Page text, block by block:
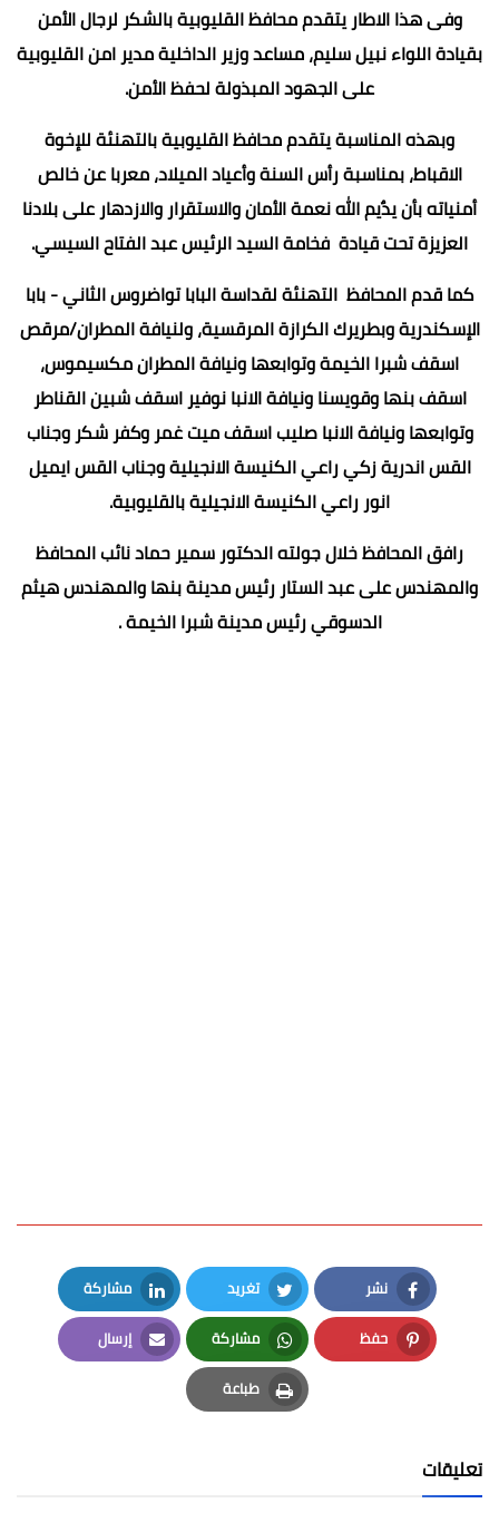
وفى هذا الاطار يتقدم محافظ القليوبية بالشكر لرجال الأمن
بقيادة اللواء نبيل سليم، مساعد وزير الداخلية مدير امن القليوبية
على الجهود المبذولة لحفظ الأمن.
وبهذه المناسبة يتقدم محافظ القليوبية بالتهنئة للإخوة
الاقباط، بمناسبة رأس السنة وأعياد الميلاد، معربا عن خالص
أمنياته بأن يدٌيم الله نعمة الأمان والاستقرار والازدهار على بلادنا
العزيزة تحت قيادة فخامة السيد الرئيس عبد الفتاح السيسي.
كما قدم المحافظ التهنئة لقداسة البابا تواضروس الثاني - بابا
الإسكندرية وبطريرك الكرازة المرقسية، ولنيافة المطران/مرقص
اسقف شبرا الخيمة وتوابعها ونيافة المطران مكسيموس،
اسقف بنها وقويسنا ونيافة الانبا نوفير اسقف شبين القناطر
وتوابعها ونيافة الانبا صليب اسقف ميت غمر وكفر شكر وجناب
القس اندرية زكي راعي الكنيسة الانجيلية وجناب القس ايميل
انور راعي الكنيسة الانجيلية بالقليوبية.
رافق المحافظ خلال جولته الدكتور سمير حماد نائب المحافظ
والمهندس على عبد الستار رئيس مدينة بنها والمهندس هيثم
الدسوقي رئيس مدينة شبرا الخيمة .
نشر
Facebook
تغريد
Twitter
مشاركة
LinkedIn
حفظ
Pinterest
مشاركة
Whatsapp
إرسال
Email
طباعة
Print
تعليقات